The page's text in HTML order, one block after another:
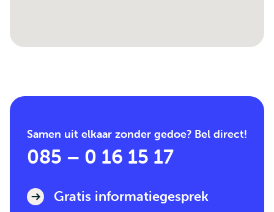
Samen uit elkaar zonder gedoe? Bel direct!
085 – 0 16 15 17
Gratis informatiegesprek